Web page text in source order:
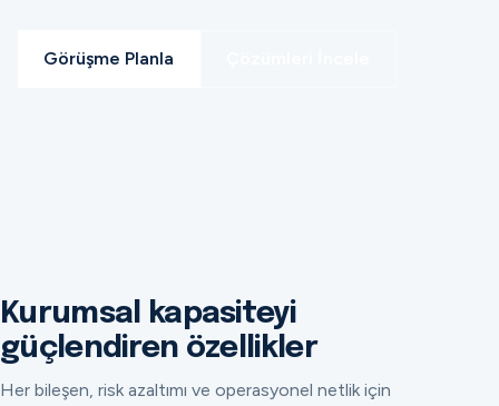
Görüşme Planla
Kurumsal kapasiteyi
güçlendiren özellikler
Her bileşen, risk azaltımı ve operasyonel netlik için